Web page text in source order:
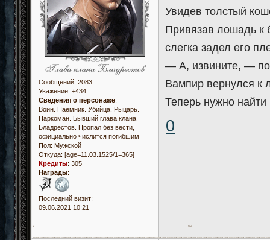
Сообщений: 2083
Уважение: +434
Сведения о персонаже:
Воин. Наемник. Убийца. Рыцарь.
Наркоман. Бывший глава клана
Бладрестов. Пропал без вести,
официально числится погибшим
Пол: Мужской
Откуда: [age=11.03.1525/1=365]
Кредиты: 305
Награды:
Последний визит:
09.06.2021 10:21
Увидев толстый
Привязав лошадь к
слегка задел его
— А, извините, —
Вампир вернулся к
Теперь нужно
0